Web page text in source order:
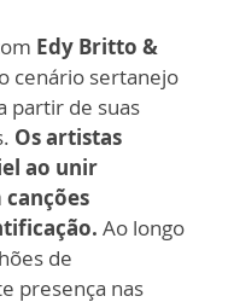
Edy Britto &
cenário sertanejo
partir de suas
Os artistas
ao unir
Ao longo
de
presença nas